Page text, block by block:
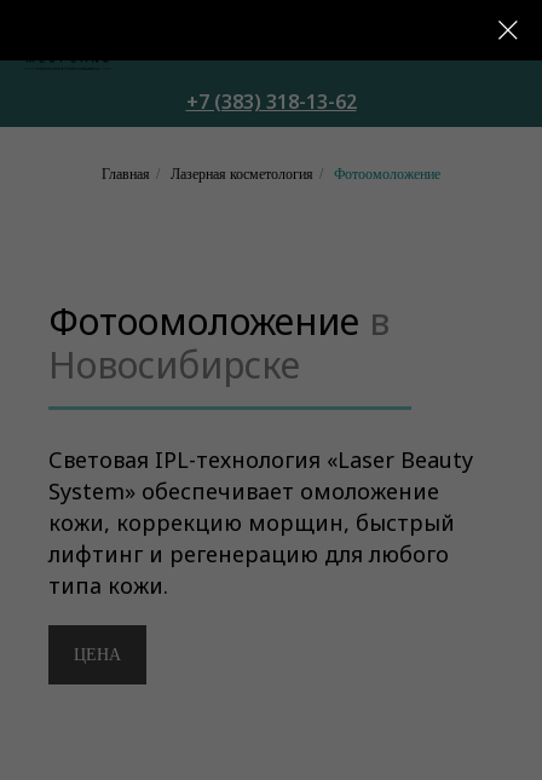
+7 (383) 318-13-62
Главная / Лазерная косметология / Фотоомоложение
Фотоомоложение в
Новосибирске
Световая IPL-технология «Laser Beauty
System» обеспечивает омоложение
кожи, коррекцию морщин, быстрый
лифтинг и регенерацию для любого
типа кожи.
ЦЕНА